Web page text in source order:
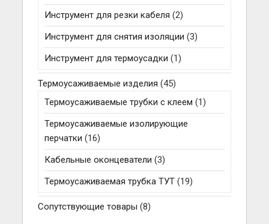
Инструмент для резки кабеля (2)
Инструмент для снятия изоляции (3)
Инструмент для термоусадки (1)
Термоусаживаемые изделия (45)
Термоусаживаемые трубки с клеем (1)
Термоусаживаемые изолирующие
перчатки (16)
Кабельные оконцеватели (3)
Термоусаживаемая трубка ТУТ (19)
Сопутствующие товары (8)